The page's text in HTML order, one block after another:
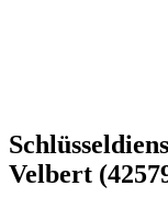
Velbert